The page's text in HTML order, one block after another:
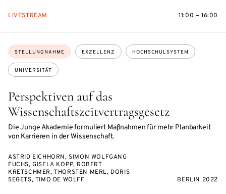
LIVESTREAM 11:00 — 16:00
Perspektiven auf das
Wissenschaftszeitvertragsgesetz
Die Junge Akademie formuliert Maßnahmen für mehr Planbarkeit
von Karrieren in der Wissenschaft.
Themen:
STELLUNGNAHME EXZELLENZ HOCHSCHULSYSTEM
UNIVERSITÄT
ASTRID EICHHORN, SIMON WOLFGANG
FUCHS, GISELA KOPP, ROBERT
KRETSCHMER, THORSTEN MERL, DORIS
SEGETS, TIMO DE WOLFF
BERLIN 2022